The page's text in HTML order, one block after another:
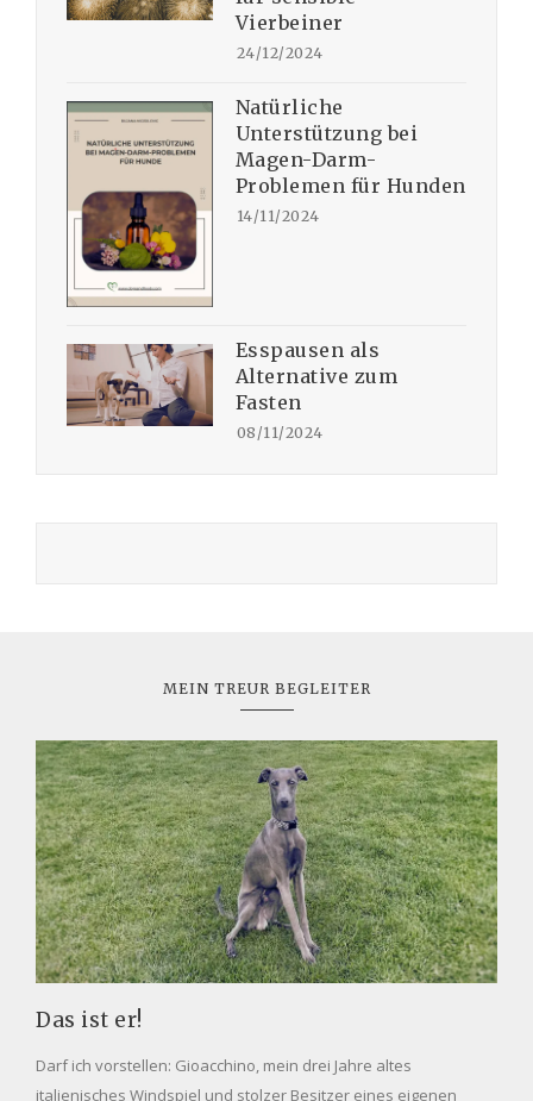
Vierbeiner
24/12/2024
Natürliche
Unterstützung bei
Magen-Darm-
Problemen für Hunden
14/11/2024
Esspausen als
Alternative zum
Fasten
08/11/2024
MEIN TREUR BEGLEITER
Das ist er!
Darf ich vorstellen: Gioacchino, mein drei Jahre altes
italienisches Windspiel und stolzer Besitzer eines eigenen